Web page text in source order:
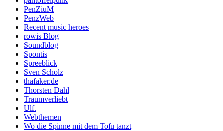
PenZiuM
PenzWeb
Recent music heroes
rowis Blog
Soundblog
Spontis
Spreeblick
Sven Scholz
thafaker.de
Thorsten Dahl
Traumverliebt
Ulf.
Webthemen
Wo die Spinne mit dem Tofu tanzt